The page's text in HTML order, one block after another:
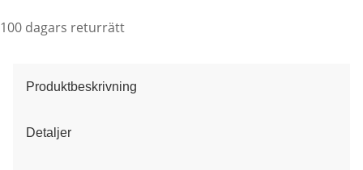
100 dagars returrätt
Produktbeskrivning
Detaljer